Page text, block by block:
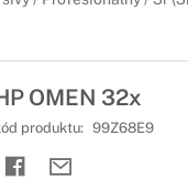
kvalitné parametre
OMEN 32x
produktu: 99Z68E9